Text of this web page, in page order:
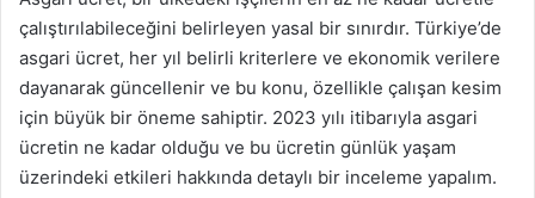
çalıştırılabileceğini belirleyen yasal bir sınırdır. Türkiye’de
asgari ücret, her yıl belirli kriterlere ve ekonomik verilere
dayanarak güncellenir ve bu konu, özellikle çalışan kesim
için büyük bir öneme sahiptir. 2023 yılı itibarıyla asgari
ücretin ne kadar olduğu ve bu ücretin günlük yaşam
üzerindeki etkileri hakkında detaylı bir inceleme yapalım.